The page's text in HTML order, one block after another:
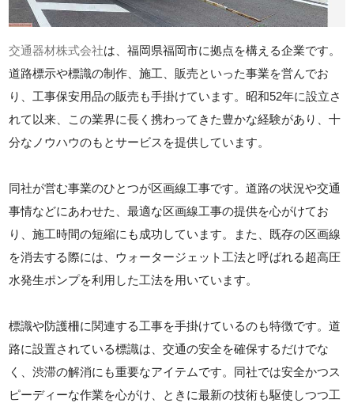
交通器材株式会社は、福岡県福岡市に拠点を構える企業です。
道路標示や標識の制作、施工、販売といった事業を営んでお
り、工事保安用品の販売も手掛けています。昭和52年に設立さ
れて以来、この業界に長く携わってきた豊かな経験があり、十
分なノウハウのもとサービスを提供しています。
同社が営む事業のひとつが区画線工事です。道路の状況や交通
事情などにあわせた、最適な区画線工事の提供を心がけてお
り、施工時間の短縮にも成功しています。また、既存の区画線
を消去する際には、ウォータージェット工法と呼ばれる超高圧
水発生ポンプを利用した工法を用いています。
標識や防護柵に関連する工事を手掛けているのも特徴です。道
路に設置されている標識は、交通の安全を確保するだけでな
く、渋滞の解消にも重要なアイテムです。同社では安全かつス
ピーディーな作業を心がけ、ときに最新の技術も駆使しつつ工